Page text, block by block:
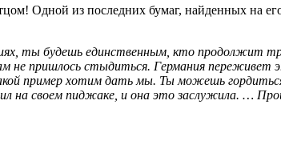
Одной из последних бумаг, найденных на
ты будешь единственным, кто продолжит
не пришлось стыдиться. Германия переживет
пример хотим дать мы. Ты можешь
на своем пиджаке, и она это заслужила. …